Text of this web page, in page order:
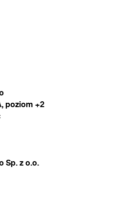
poziom +2
Sp. z o.o.